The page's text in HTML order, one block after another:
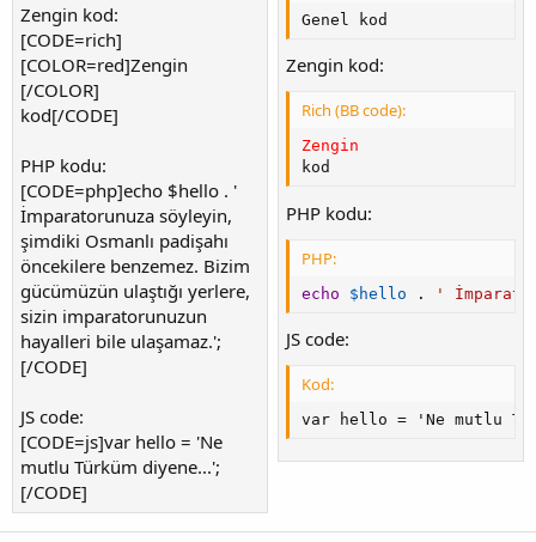
Zengin kod:
[CODE=rich]
[COLOR=red]Zengin
[/COLOR]
kod[/CODE]
PHP kodu:
[CODE=php]echo $hello . '
İmparatorunuza söyleyin,
şimdiki Osmanlı padişahı
öncekilere benzemez. Bizim
gücümüzün ulaştığı yerlere,
sizin imparatorunuzun
hayalleri bile ulaşamaz.';
[/CODE]
JS code:
[CODE=js]var hello = 'Ne
mutlu Türküm diyene...';
[/CODE]
Genel kod
Zengin kod:
Rich (BB code):
Zengin
kod
PHP kodu:
PHP:
echo $hello . '
JS code:
Kod:
var hello = 'Ne mutlu